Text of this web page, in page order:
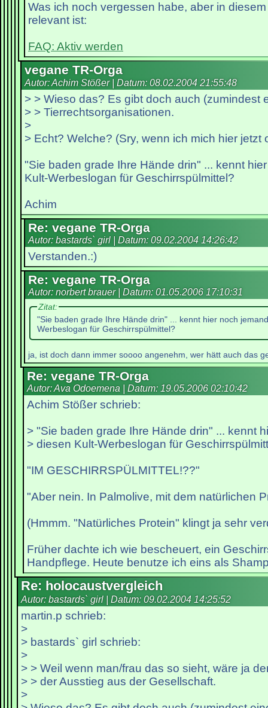
Was ich noch vergessen habe, aber in
relevant ist:
FAQ: Aktiv werden
vegane TR-Orga
Autor: Achim Stößer | Datum: 08.02.2004 21:55:48
> > Wieso das? Es gibt doch auch (zumindest
> > Tierrechtsorganisationen.
>
> Echt? Welche? (Sry, wenn ich mich hier jetzt
"Sie baden grade Ihre Hände drin" ... kennt
Kult-Werbeslogan für Geschirrspülmittel?
Achim
Re: vegane TR-Orga
Autor: bastards` girl | Datum: 09.02.2004 14:26:42
Verstanden.:)
Re: vegane TR-Orga
Autor: norbert brauer | Datum: 01.05.2006 17:10:31
Zitat:
"Sie baden grade Ihre Hände drin" ... kennt hier noch
Werbeslogan für Geschirrspülmittel?
ja, ist doch dann immer soooo angenehm, wer hätt auch das
Re: vegane TR-Orga
Autor: Ava Odoemena | Datum: 19.05.2006 02:10:42
Achim Stößer schrieb:
> "Sie baden grade Ihre Hände drin" ... kennt
> diesen Kult-Werbeslogan für
"IM GESCHIRRSPÜLMITTEL!??"
"Aber nein. In Palmolive, mit dem natürlichen
(Hmmm. "Natürliches Protein" klingt ja sehr
Früher dachte ich wie bescheuert, ein
Handpflege. Heute benutze ich eins als
Re: holocaustvergleich
Autor: bastards` girl | Datum: 09.02.2004 14:25:52
martin.p schrieb:
>
> bastards` girl schrieb:
>
> > Weil wenn man/frau das so sieht, wäre ja
> > der Ausstieg aus der Gesellschaft.
>